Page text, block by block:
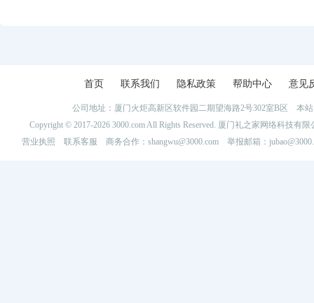
首页 联系我们 隐私政策 帮助中心 意见
公司地址：厦门火炬高新区软件园二期望海路2号302室B区 本
Copyright © 2017-2026 3000.com All Rights Reserved. 厦门礼之家网络科技
营业执照
联系客服 商务合作：shangwu@3000.com 举报邮箱：